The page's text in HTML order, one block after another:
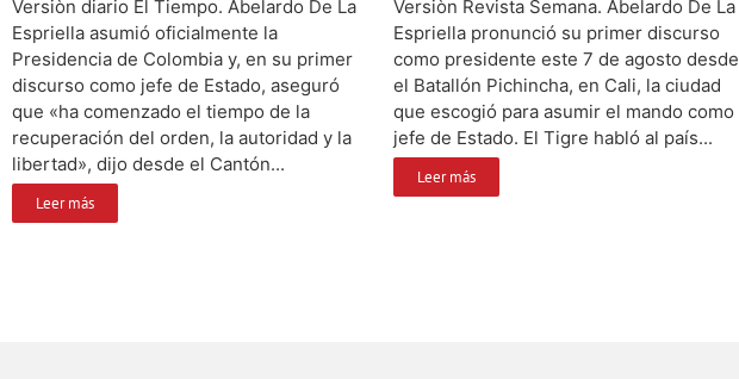
Versiòn diario El Tiempo. Abelardo De La
Espriella asumió oficialmente la
Presidencia de Colombia y, en su primer
discurso como jefe de Estado, aseguró
que «ha comenzado el tiempo de la
recuperación del orden, la autoridad y la
libertad», dijo desde el Cantón...
Leer más
Versiòn Revista Semana. Abelardo De La
Espriella pronunció su primer discurso
como presidente este 7 de agosto desde
el Batallón Pichincha, en Cali, la ciudad
que escogió para asumir el mando como
jefe de Estado. El Tigre habló al país...
Leer más